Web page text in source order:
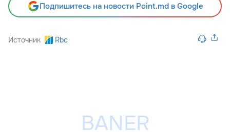
Подпишитесь на новости Point.md в Google
Источник Rbc